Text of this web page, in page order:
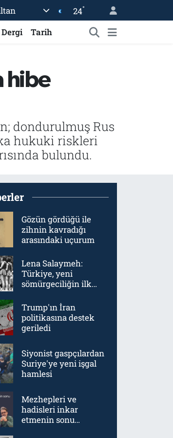
24°
Dergi Tarih
hibe
dondurulmuş Rus
hukuki riskleri
bulundu.
Gözün gördüğü ile
zihnin kavradığı
arasındaki uçurum
Lena Salaymeh:
Türkiye, yeni
sömürgeciliğin ilk
Trump'ın İran
politikasına destek
geriledi
Siyonist gaspçılardan
Suriye'ye yeni işgal
hamlesi
Mezhepleri ve
hadisleri inkar
etmenin sonu